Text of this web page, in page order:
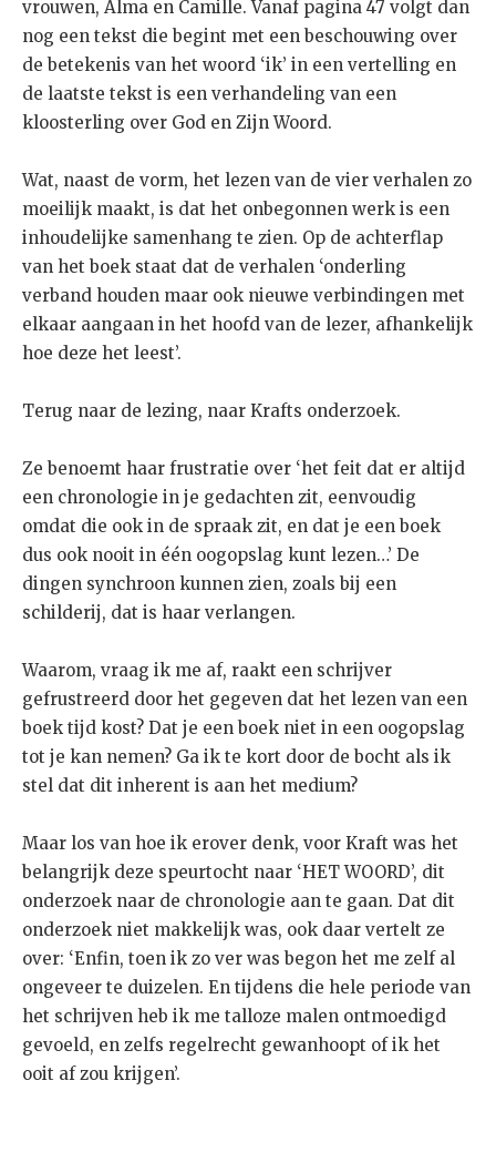
vrouwen, Alma en Camille. Vanaf pagina 47 volgt dan
nog een tekst die begint met een beschouwing over
de betekenis van het woord ‘ik’ in een vertelling en
de laatste tekst is een verhandeling van een
kloosterling over God en Zijn Woord.
Wat, naast de vorm, het lezen van de vier verhalen zo
moeilijk maakt, is dat het onbegonnen werk is een
inhoudelijke samenhang te zien. Op de achterflap
van het boek staat dat de verhalen ‘onderling
verband houden maar ook nieuwe verbindingen met
elkaar aangaan in het hoofd van de lezer, afhankelijk
hoe deze het leest’.
Terug naar de lezing, naar Krafts onderzoek.
Ze benoemt haar frustratie over ‘het feit dat er altijd
een chronologie in je gedachten zit, eenvoudig
omdat die ook in de spraak zit, en dat je een boek
dus ook nooit in één oogopslag kunt lezen…’ De
dingen synchroon kunnen zien, zoals bij een
schilderij, dat is haar verlangen.
Waarom, vraag ik me af, raakt een schrijver
gefrustreerd door het gegeven dat het lezen van een
boek tijd kost? Dat je een boek niet in een oogopslag
tot je kan nemen? Ga ik te kort door de bocht als ik
stel dat dit inherent is aan het medium?
Maar los van hoe ik erover denk, voor Kraft was het
belangrijk deze speurtocht naar ‘HET WOORD’, dit
onderzoek naar de chronologie aan te gaan. Dat dit
onderzoek niet makkelijk was, ook daar vertelt ze
over: ‘Enfin, toen ik zo ver was begon het me zelf al
ongeveer te duizelen. En tijdens die hele periode van
het schrijven heb ik me talloze malen ontmoedigd
gevoeld, en zelfs regelrecht gewanhoopt of ik het
ooit af zou krijgen’.